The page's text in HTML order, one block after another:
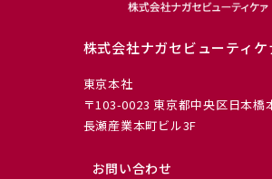
株式会社ナガセビューティケ
東京本社
〒103-0023 東京都中央区日本橋
長瀬産業本町ビル3F
お問い合わせ